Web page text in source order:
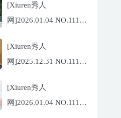
[Xiuren秀人
网]2026.01.04 NO.11190
[Xiuren秀人
网]2025.12.31 NO.11187
[Xiuren秀人
网]2026.01.04 NO.11189